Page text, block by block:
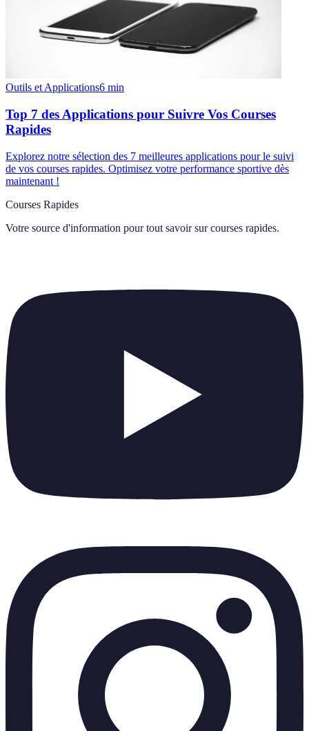
Outils et Applications6 min
Top 7 des Applications pour Suivre Vos Courses
Rapides
Explorez notre sélection des 7 meilleures applications pour le suivi
de vos courses rapides. Optimisez votre performance sportive dès
maintenant !
Courses Rapides
Votre source d'information pour tout savoir sur courses rapides.